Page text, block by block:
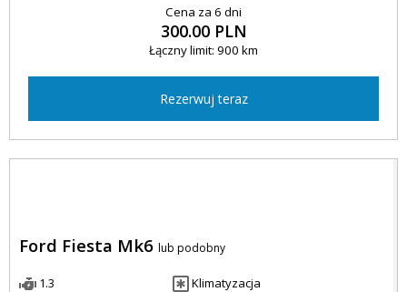
Cena za 6 dni
300.00 PLN
Łączny limit: 900 km
Rezerwuj teraz
Ford Fiesta Mk6 lub podobny
1.3
Klimatyzacja